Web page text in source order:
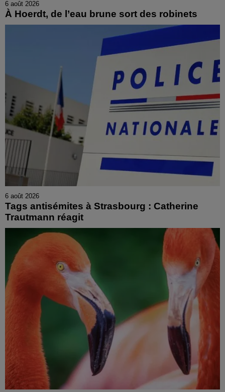
6 août 2026
À Hoerdt, de l’eau brune sort des robinets
6 août 2026
Tags antisémites à Strasbourg : Catherine
Trautmann réagit